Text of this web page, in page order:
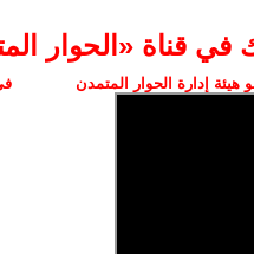
في قناة ‫«الحوار
إدارة الحوار المتمدن